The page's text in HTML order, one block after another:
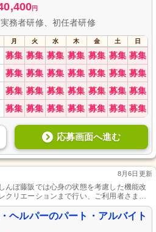
円
務者研修、初任者研修
月 火 水 木 金 土 日
募集 募集 募集 募集 募集 募集 募集
募集 募集 募集 募集 募集 募集 募集
募集 募集 募集 募集 募集 募集 募集
募集 募集 募集 募集 募集 募集 募集
応募画面へ進む
8月6日更新
んぼ藤阪では心身の状態を考慮した機能改
クリエーションまで行い、ご利用者さまが
全力でサポートします。
ヘルパーのパート・アルバイト